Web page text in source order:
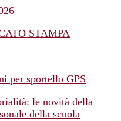
STAMPA
per sportello GPS
le novità della
della scuola